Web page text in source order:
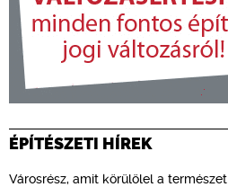
ÉPÍTÉSZETI HÍREK
Városrész, amit körülölel a természet